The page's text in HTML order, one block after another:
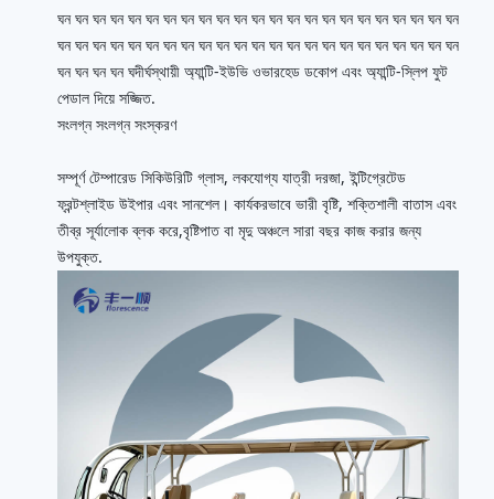
ঘন ঘন ঘন ঘন ঘন ঘন ঘন ঘন ঘন ঘন ঘন ঘন ঘন ঘন ঘন ঘন ঘন ঘন ঘন ঘন ঘন ঘন ঘন
ঘন ঘন ঘন ঘন ঘন ঘন ঘন ঘন ঘন ঘন ঘন ঘন ঘন ঘন ঘন ঘন ঘন ঘন ঘন ঘন ঘন ঘন ঘন
ঘন ঘন ঘন ঘন ঘদীর্ঘস্থায়ী অ্যান্টি-ইউভি ওভারহেড ডকোপ এবং অ্যান্টি-স্লিপ ফুট
পেডাল দিয়ে সজ্জিত.
সংলগ্ন সংলগ্ন সংস্করণ
সম্পূর্ণ টেম্পারেড সিকিউরিটি গ্লাস, লকযোগ্য যাত্রী দরজা, ইন্টিগ্রেটেড
ফ্রন্টশ্লাইড উইপার এবং সানশেল। কার্যকরভাবে ভারী বৃষ্টি, শক্তিশালী বাতাস এবং
তীব্র সূর্যালোক ব্লক করে,বৃষ্টিপাত বা মৃদু অঞ্চলে সারা বছর কাজ করার জন্য
উপযুক্ত.